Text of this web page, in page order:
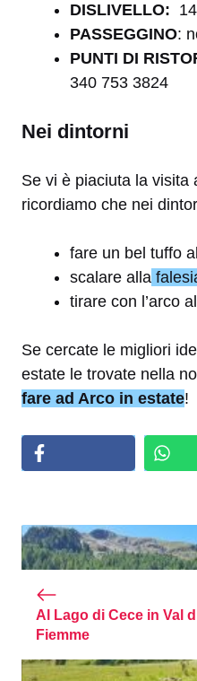
DISLIVELLO:
PASSEGGINO:
PUNTI DI
340 753 3824
Nei dintorni
Se vi è piaciuta la visita
ricordiamo che nei
fare un bel tuffo
scalare alla
tirare con l’arco
Se cercate le migliori
estate le trovate nella
fare ad Arco in estate!
Al Lago di Cece in Val
Fiemme